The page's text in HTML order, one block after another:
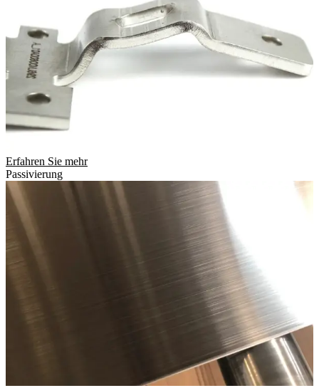
Erfahren Sie mehr
Passivierung